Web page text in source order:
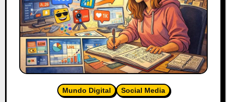
Mundo Digital Social Media